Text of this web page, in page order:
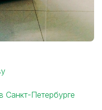
Санкт-Петербурге